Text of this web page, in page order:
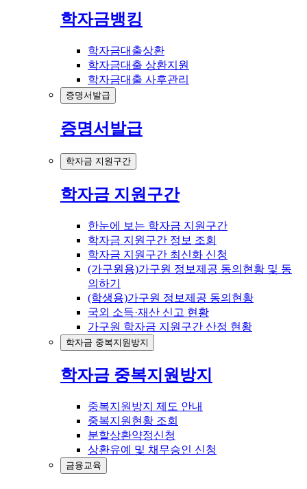
학자금뱅킹
학자금대출상환
학자금대출 상환지원
학자금대출 사후관리
증명서발급
증명서발급
학자금 지원구간
학자금 지원구간
한눈에 보는 학자금 지원구간
학자금 지원구간 정보 조회
학자금 지원구간 최신화 신청
(가구원용)가구원 정보제공 동의현황 및 동
의하기
(학생용)가구원 정보제공 동의현황
국외 소득·재산 신고 현황
가구원 학자금 지원구간 산정 현황
학자금 중복지원방지
학자금 중복지원방지
중복지원방지 제도 안내
중복지원현황 조회
분할상환약정신청
상환유예 및 채무승인 신청
금융교육